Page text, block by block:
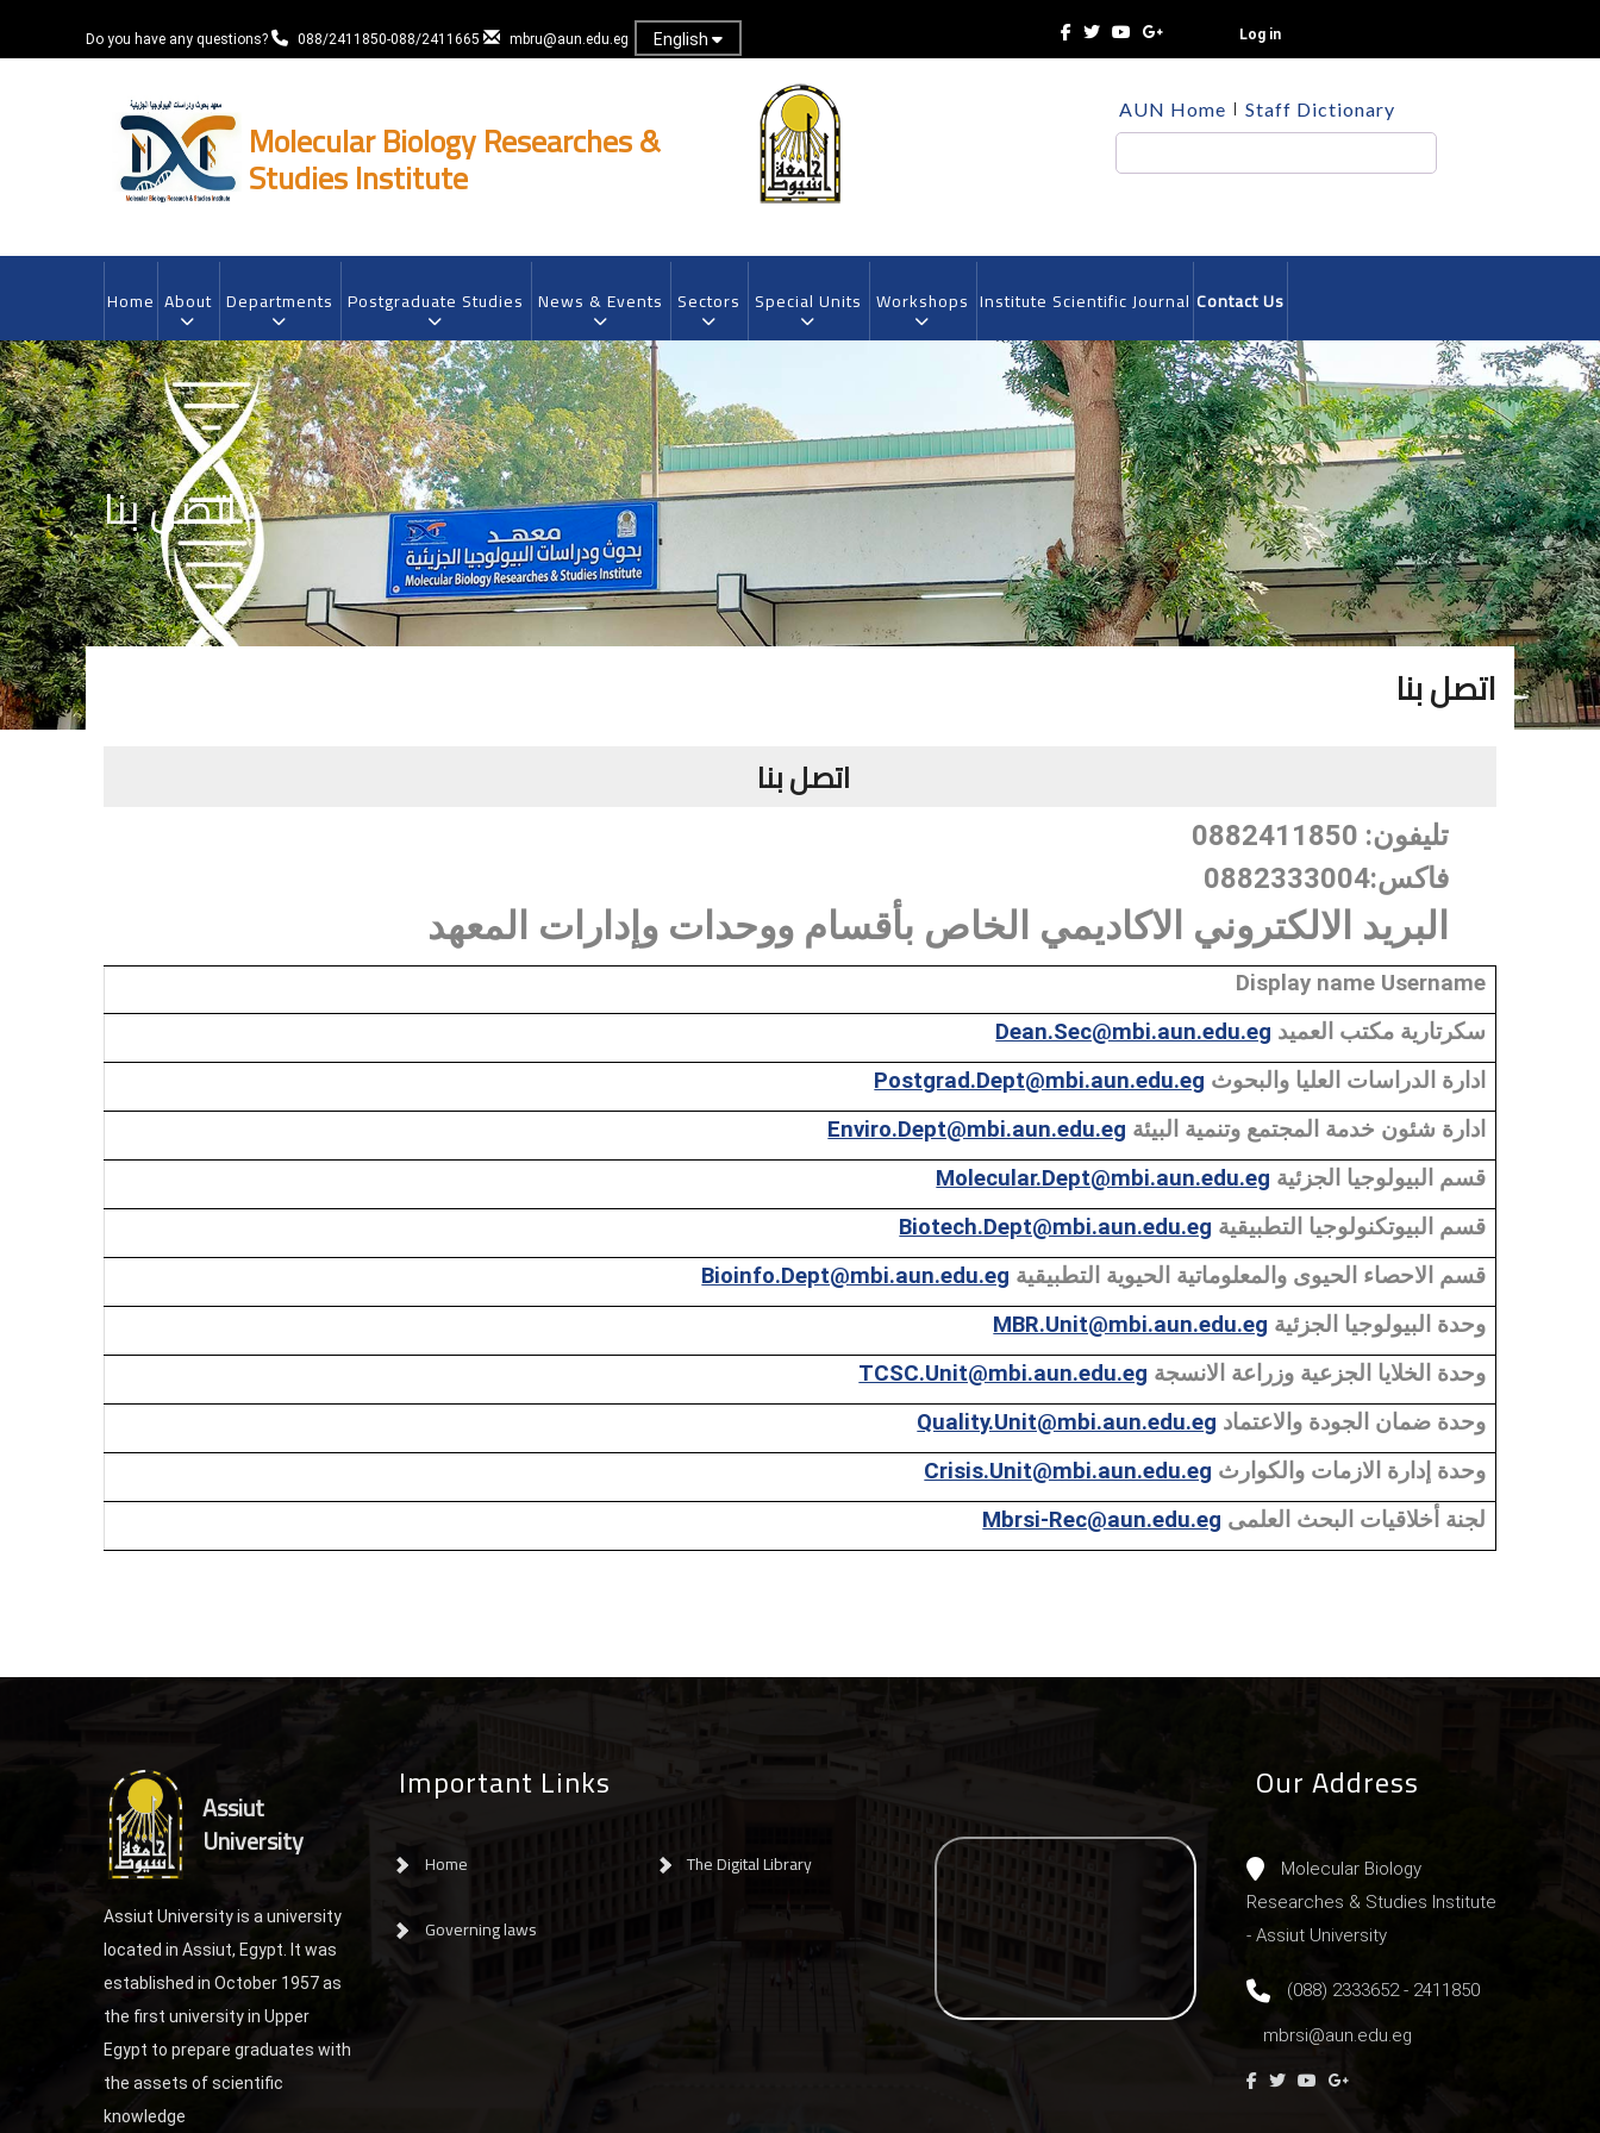
Do you have any questions? 088/2411850-088/2411665 mbru@aun.edu.eg English Log in
Molecular Biology Researches &
Studies Institute
TOP
HEADER
MENU
AUN Home Staff Dictionary
MAIN
NAVIGATION
Home About Departments Postgraduate Studies News & Events Sectors Special Units Workshops Institute Scientific Journal Contact Us
اتصل بنا
اتصل بنا
اتصل بنا
تليفون: 0882411850
فاكس:0882333004
البريد الالكتروني الاكاديمي الخاص بأقسام ووحدات وإدارات المعهد
Display name Username
سكرتارية مكتب العميد Dean.Sec@mbi.aun.edu.eg
ادارة الدراسات العليا والبحوث Postgrad.Dept@mbi.aun.edu.eg
ادارة شئون خدمة المجتمع وتنمية البيئة Enviro.Dept@mbi.aun.edu.eg
قسم البيولوجيا الجزئية Molecular.Dept@mbi.aun.edu.eg
قسم البيوتكنولوجيا التطبيقية Biotech.Dept@mbi.aun.edu.eg
قسم الاحصاء الحيوى والمعلوماتية الحيوية التطبيقية Bioinfo.Dept@mbi.aun.edu.eg
وحدة البيولوجيا الجزئية MBR.Unit@mbi.aun.edu.eg
وحدة الخلايا الجزعية وزراعة الانسجة TCSC.Unit@mbi.aun.edu.eg
وحدة ضمان الجودة والاعتماد Quality.Unit@mbi.aun.edu.eg
وحدة إدارة الازمات والكوارث Crisis.Unit@mbi.aun.edu.eg
لجنة أخلاقيات البحث العلمى Mbrsi-Rec@aun.edu.eg
Assiut
University
Assiut University is a university
located in Assiut, Egypt. It was
established in October 1957 as
the first university in Upper
Egypt to prepare graduates with
the assets of scientific
knowledge
Important Links
Home The Digital Library
Governing laws
Our Address
Molecular Biology
Researches & Studies Institute
- Assiut University
(088) 2333652 - 2411850
mbrsi@aun.edu.eg